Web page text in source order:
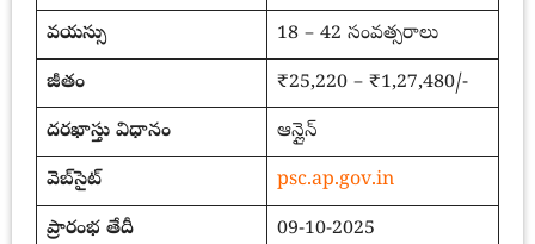
వయస్సు
18 – 42 సంవత్సరాలు
జీతం
₹25,220 – ₹1,27,480/-
దరఖాస్తు విధానం
ఆన్లైన్
వెబ్‌సైట్
psc.ap.gov.in
ప్రారంభ తేదీ
09-10-2025